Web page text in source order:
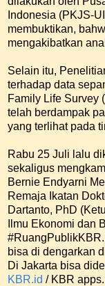
Indonesia (PKJS-
membuktikan,
mengakibatkan
Selain itu,
terhadap data
Family Life Survey
telah berdampak
yang terlihat pada
Rabu 25 Juli lalu
sekaligus
Bernie Endyarni
Remaja Ikatan
Dartanto, PhD
Ilmu Ekonomi dan
bisa di dengarkan
Di Jakarta bisa
KBR.id / KBR